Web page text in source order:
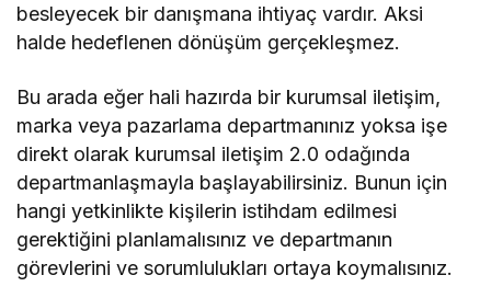
besleyecek bir danışmana ihtiyaç vardır. Aksi
halde hedeflenen dönüşüm gerçekleşmez.
Bu arada eğer hali hazırda bir kurumsal iletişim,
marka veya pazarlama departmanınız yoksa işe
direkt olarak kurumsal iletişim 2.0 odağında
departmanlaşmayla başlayabilirsiniz. Bunun için
hangi yetkinlikte kişilerin istihdam edilmesi
gerektiğini planlamalısınız ve departmanın
görevlerini ve sorumlulukları ortaya koymalısınız.